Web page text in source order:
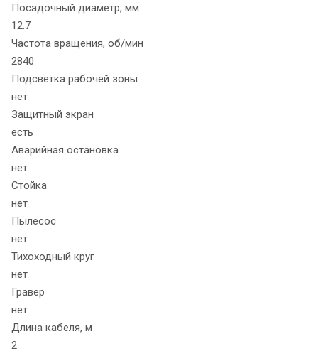
Посадочный диаметр, мм
12.7
Частота вращения, об/мин
2840
Подсветка рабочей зоны
нет
Защитный экран
есть
Аварийная остановка
нет
Стойка
нет
Пылесос
нет
Тихоходный круг
нет
Гравер
нет
Длина кабеля, м
2